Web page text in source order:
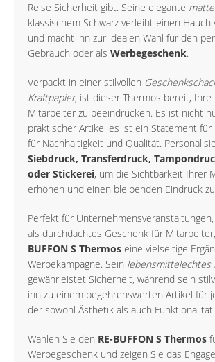
Reise Sicherheit gibt. Seine elegante
klassischem Schwarz verleiht einen Hauch
und macht ihn zur idealen Wahl für den
Gebrauch oder als Werbegeschenk.
Verpackt in einer stilvollen
Kraftpapier, ist dieser Thermos bereit, Ihre
Mitarbeiter zu beeindrucken. Es ist nicht
praktischer Artikel es ist ein Statement für
für Nachhaltigkeit und Qualität.
Siebdruck, Transferdruck,
oder Stickerei, um die Sichtbarkeit Ihrer
erhöhen und einen bleibenden Eindruck
Perfekt für
als durchdachtes Geschenk für
BUFFON S Thermos eine vielseitige
Werbekampagne. Sein lebensmittelechtes
gewährleistet Sicherheit, während sein
ihn zu einem begehrenswerten Artikel für
der sowohl Ästhetik als auch
Wählen Sie den RE-BUFFON S Thermos
Werbegeschenk und zeigen Sie das